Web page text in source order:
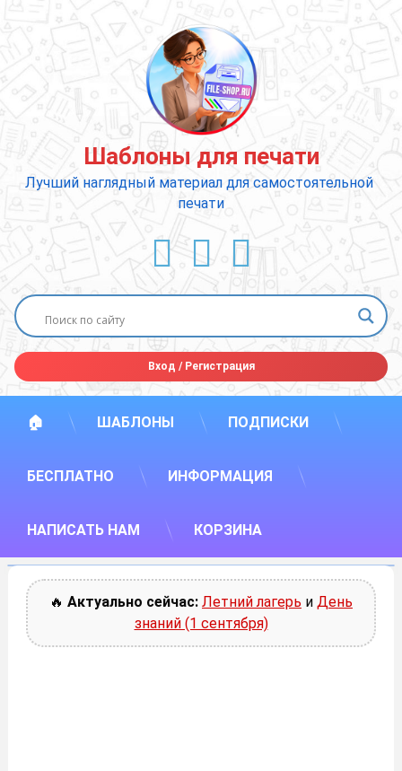
содержимому
Шаблоны для печати
Лучший наглядный материал для самостоятельной
печати
ВКонтакте
YouTube
E-mail
Вход /Регистрация
🏠 ШАБЛОНЫ ПОДПИСКИ
БЕСПЛАТНО ИНФОРМАЦИЯ
НАПИСАТЬ НАМ КОРЗИНА
🔥 Актуально сейчас: Летний лагерь и День
знаний (1 сентября)